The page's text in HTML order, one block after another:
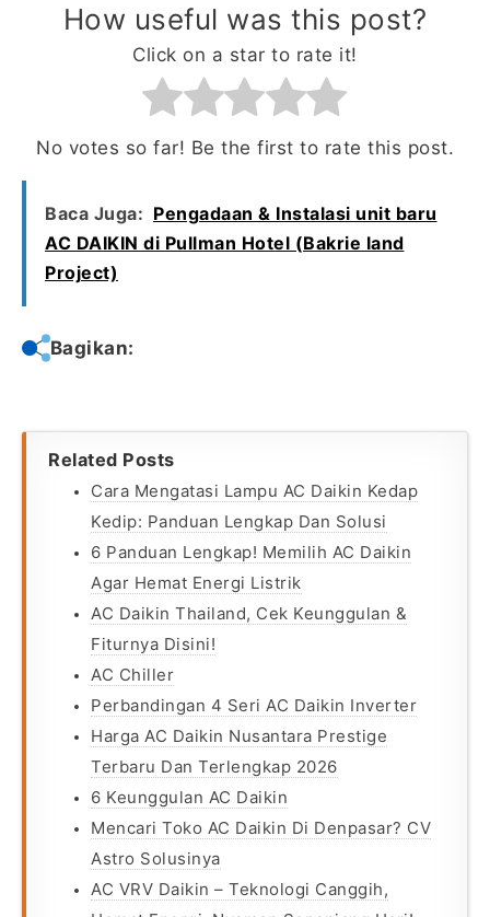
How useful was this post?
Click on a star to rate it!
No votes so far! Be the first to rate this post.
Baca Juga: Pengadaan & Instalasi unit baru
AC DAIKIN di Pullman Hotel (Bakrie land
Project)
Bagikan:
Related Posts
Cara Mengatasi Lampu AC Daikin Kedap
Kedip: Panduan Lengkap Dan Solusi
6 Panduan Lengkap! Memilih AC Daikin
Agar Hemat Energi Listrik
AC Daikin Thailand, Cek Keunggulan &
Fiturnya Disini!
AC Chiller
Perbandingan 4 Seri AC Daikin Inverter
Harga AC Daikin Nusantara Prestige
Terbaru Dan Terlengkap 2026
6 Keunggulan AC Daikin
Mencari Toko AC Daikin Di Denpasar? CV
Astro Solusinya
AC VRV Daikin – Teknologi Canggih,